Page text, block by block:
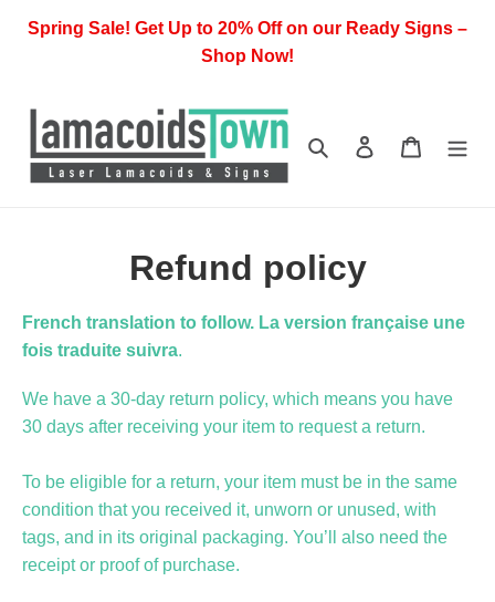
Spring Sale! Get Up to 20% Off on our Ready Signs –
Shop Now!
Search Log in Cart
Refund policy
French translation to follow. La version française une
fois traduite suivra.
We have a 30-day return policy, which means you have
30 days after receiving your item to request a return.
To be eligible for a return, your item must be in the same
condition that you received it, unworn or unused, with
tags, and in its original packaging. You’ll also need the
receipt or proof of purchase.